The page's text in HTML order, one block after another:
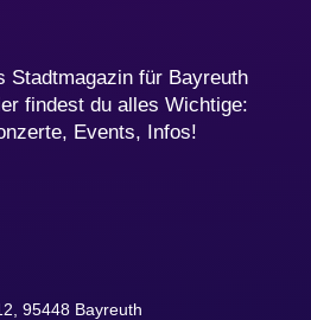
Stadtmagazin für Bayreuth
findest du alles Wichtige:
Events, Infos!
95448 Bayreuth